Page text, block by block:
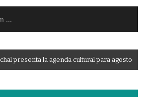
chal presenta la agenda cultural para agosto